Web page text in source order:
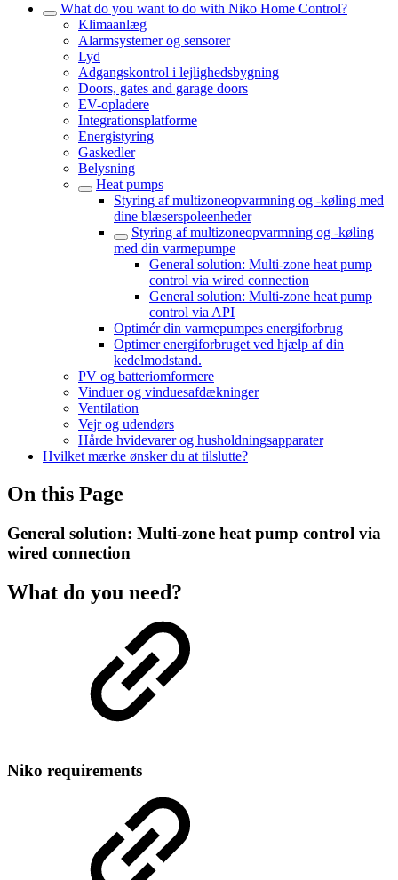
What do you want to do with Niko Home Control?
Klimaanlæg
Alarmsystemer og sensorer
Lyd
Adgangskontrol i lejlighedsbygning
Doors, gates and garage doors
EV-opladere
Integrationsplatforme
Energistyring
Gaskedler
Belysning
Heat pumps
Styring af multizoneopvarmning og -køling med
dine blæserspoleenheder
Styring af multizoneopvarmning og -køling
med din varmepumpe
General solution: Multi-zone heat pump
control via wired connection
General solution: Multi-zone heat pump
control via API
Optimér din varmepumpes energiforbrug
Optimer energiforbruget ved hjælp af din
kedelmodstand.
PV og batteriomformere
Vinduer og vinduesafdækninger
Ventilation
Vejr og udendørs
Hårde hvidevarer og husholdningsapparater
Hvilket mærke ønsker du at tilslutte?
On this Page
General solution: Multi-zone heat pump control via
wired connection
What do you need?
Niko requirements